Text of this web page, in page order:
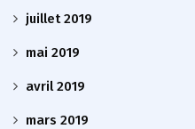
juillet 2019
mai 2019
avril 2019
mars 2019